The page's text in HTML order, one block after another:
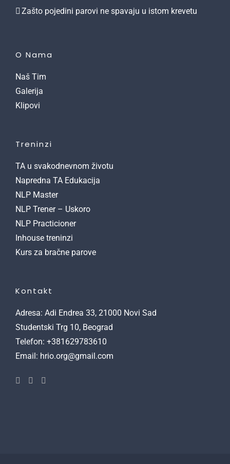
Zašto pojedini parovi ne spavaju u istom krevetu
O Nama
Naš Tim
Galerija
Klipovi
Treninzi
TA u svakodnevnom životu
Napredna TA Edukacija
NLP Master
NLP Trener – Uskoro
NLP Practicioner
Inhouse treninzi
Kurs za bračne parove
Kontakt
Adresa: Adi Endrea 33, 21000 Novi Sad
Studentski Trg 10, Beograd
Telefon: +381629783610
Email: hrio.org@gmail.com